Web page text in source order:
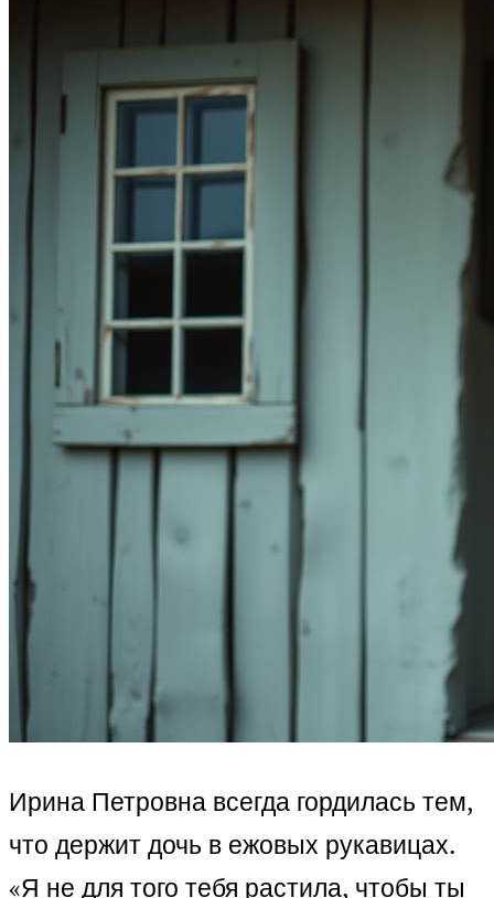
Ирина Петровна всегда гордилась тем,
что держит дочь в ежовых рукавицах.
«Я не для того тебя растила, чтобы ты